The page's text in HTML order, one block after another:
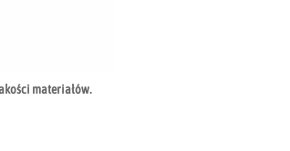
materiałów.